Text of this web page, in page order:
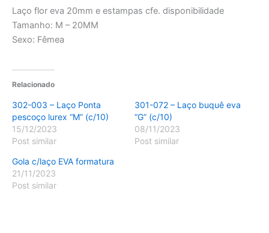
Laço flor eva 20mm e estampas cfe. disponibilidade
Tamanho: M – 20MM
Sexo: Fêmea
Relacionado
302-003 – Laço Ponta
pescoço lurex “M” (c/10)
15/12/2023
Post similar
301-072 – Laço buquê eva
“G” (c/10)
08/11/2023
Post similar
Gola c/laço EVA formatura
21/11/2023
Post similar